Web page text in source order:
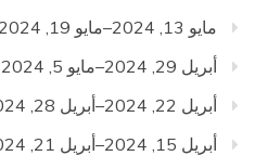
مايو 13, 2024–مايو 19, 2024
أبريل 29, 2024–مايو 5, 2024
أبريل 22, 2024–أبريل 28, 2024
أبريل 15, 2024–أبريل 21, 2024